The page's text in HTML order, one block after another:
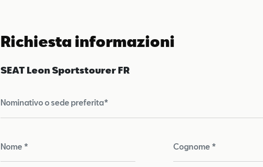
Richiesta informazioni
SEAT Leon Sportstourer FR
Nominativo o sede preferita*
Nome * Cognome *